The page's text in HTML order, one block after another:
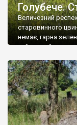
Голубече.
Величезний
старовинного
немає, гарна
найкращий
бруньками, кози
делікатес. На
різноманітних